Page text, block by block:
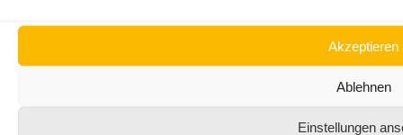
Akzeptieren
Ablehnen
Einstellungen
Über uns